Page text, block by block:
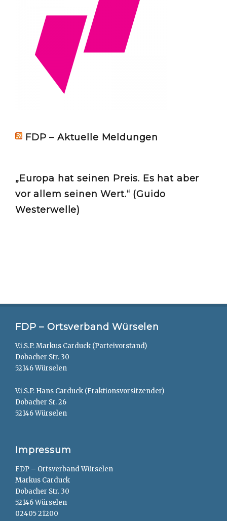
FDP – Aktuelle Meldungen
„Europa hat seinen Preis. Es hat aber
vor allem seinen Wert.“ (Guido
Westerwelle)
FDP – Ortsverband Würselen
V.i.S.P. Markus Carduck (Parteivorstand)
Dobacher Str. 30
52146 Würselen
V.i.S.P. Hans Carduck (Fraktionsvorsitzender)
Dobacher Sr. 26
52146 Würselen
Impressum
FDP – Ortsverband Würselen
Markus Carduck
Dobacher Str. 30
52146 Würselen
02405 21200